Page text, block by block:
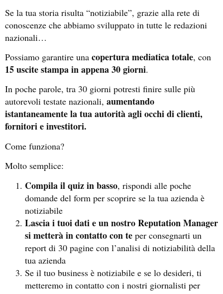
Se la tua storia risulta “notiziabile”, grazie alla rete di
conoscenze che abbiamo sviluppato in tutte le redazioni
nazionali…
Possiamo garantire una copertura mediatica totale, con
15 uscite stampa in appena 30 giorni.
In poche parole, tra 30 giorni potresti finire sulle più
autorevoli testate nazionali, aumentando
istantaneamentela tua autorità agli occhi di clienti,
fornitori e investitori.
Come funziona?
Molto semplice:
Compila il quiz in basso, rispondi alle poche
domande del form per scoprire se la tua azienda è
notiziabile
Lascia i tuoi dati e un nostro Reputation Manager
si metterà in contatto con te per consegnarti un
report di 30 pagine con l’analisi di notiziabilità della
tua azienda
Se il tuo business è notiziabile e se lo desideri, ti
metteremo in contatto con i nostri giornalisti per